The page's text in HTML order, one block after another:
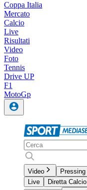
Coppa Italia
Mercato
Calcio
Live
Risultati
Video
Foto
Tennis
Drive UP
F1
MotoGp
Video Pressing
Live
Diretta Calcio